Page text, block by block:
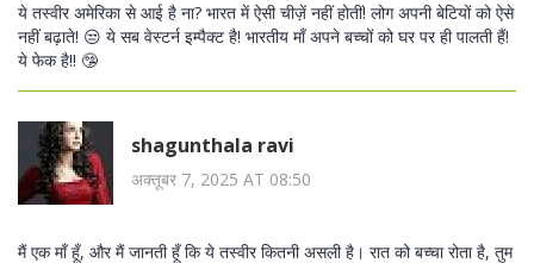
ये तस्वीर अमेरिका से आई है ना? भारत में ऐसी चीज़ें नहीं होतीं! लोग अपनी बेटियों को ऐसे
नहीं बढ़ाते! 😒 ये सब वेस्टर्न इम्पैक्ट है! भारतीय माँ अपने बच्चों को घर पर ही पालती हैं!
ये फेक है!! 🤥
shagunthala ravi
अक्तूबर 7, 2025 AT 08:50
मैं एक माँ हूँ, और मैं जानती हूँ कि ये तस्वीर कितनी असली है। रात को बच्चा रोता है, तुम